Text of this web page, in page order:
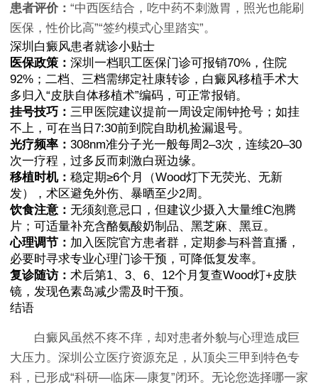
患者评价： “中西医结合，吃中药不刺激胃，照光也能刷
医保，性价比高”“签约模式心里踏实”。
深圳白癜风患者就诊小贴士
医保政策： 深圳一档职工医保门诊可报销70%，住院
92%；二档、三档需绑定社康转诊，白癜风移植手术大
多归入“皮肤自体移植术”编码，可正常报销。
挂号技巧： 三甲医院建议提前一周设定闹钟抢号；如挂
不上，可在当日7:30前到院自助机捡漏退号。
光疗频率： 308nm准分子光一般每周2–3次，连续20–30
次一疗程，过多反而刺激白斑边缘。
移植时机： 稳定期≥6个月（Wood灯下无荧光、无新
发），术区避免外伤、暴晒至少2周。
饮食注意： 无须刻意忌口，但建议少摄入大量维C泡腾
片；可适量补充含酪氨酸奶制品、黑芝麻、黑豆。
心理调节： 加入医院官方患者群，定期参与科普直播，
必要时寻求专业心理门诊干预，可降低复发率。
复诊随访： 术后第1、3、6、12个月复查Wood灯+皮肤
镜，发现色素岛减少需及时干预。
结语
白癜风虽然不疼不痒，却对患者外貌与心理造成巨
大压力。深圳公立医疗资源充足，从顶尖三甲到特色专
科，已形成“科研—临床—康复”闭环。无论您选择哪一家